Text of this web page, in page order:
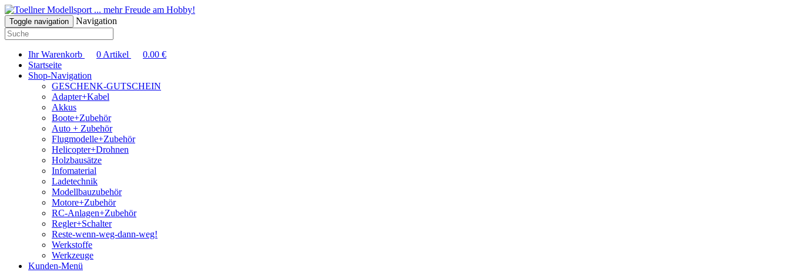
... mehr Freude am Hobby!
Toggle navigation Navigation
Ihr Warenkorb 0 Artikel 0.00 €
Startseite
Shop-Navigation
GESCHENK-GUTSCHEIN
Adapter+Kabel
Akkus
Boote+Zubehör
Auto + Zubehör
Flugmodelle+Zubehör
Helicopter+Drohnen
Holzbausätze
Infomaterial
Ladetechnik
Modellbauzubehör
Motore+Zubehör
RC-Anlagen+Zubehör
Regler+Schalter
Reste-wenn-weg-dann-weg!
Werkstoffe
Werkzeuge
Kunden-Menü